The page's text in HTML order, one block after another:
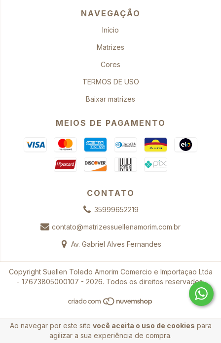
Ao navegar por este site você aceita o uso de cookies para
agilizar a sua experiência de compra.
NAVEGAÇÃO
Início
Matrizes
Cores
TERMOS DE USO
Baixar matrizes
MEIOS DE PAGAMENTO
CONTATO
35999652219
contato@matrizessuellenamorim.com.br
Av. Gabriel Alves Fernandes
Copyright Suellen Toledo Amorim Comercio e Importaçao Ltda
- 17673805000107 - 2026. Todos os direitos reservados.